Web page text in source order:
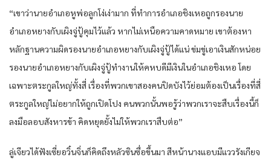
“เขาว่านายอำเภอหูพ่อลูกโง่เง่ามาก ที่ทำการอำเภอชิงเหอถูกรองนาย
อำเภอหยางกับเผิงจู่ปู้คุมไว้แล้ว หากไม่เหนือความคาดหมาย เขาต้องหา
หลักฐานความผิดรองนายอำเภอหยางกับเผิงจู่ปู้ได้แน่ ข่มขู่เอาเงินสักหน่อย
รองนายอำเภอหยางกับเผิงจู่ปู้ทำงานให้คหบดีมีเงินในอำเภอชิงเหอ โดย
เฉพาะตระกูลใหญ่ทั้งสี่ เรื่องที่พวกเขาสองคนปิดบังไว้ย่อมต้องเป็นเรื่องที่สี่
ตระกูลใหญ่ไม่อยากให้ถูกเปิดโปง คนพวกนั้นพอรู้ว่าพวกเราจะสืบเรื่องนี้ก็
ลงมือลอบสังหารข้า คิดหยุดยั้งไม่ให้พวกเราสืบต่อ”
ลู่เจียวได้ฟังเซี่ยอวิ๋นจิ่นก็คิดถึงหลัวซินซื่อขึ้นมา สีหน้านางแอบมีแววรังเกียจ